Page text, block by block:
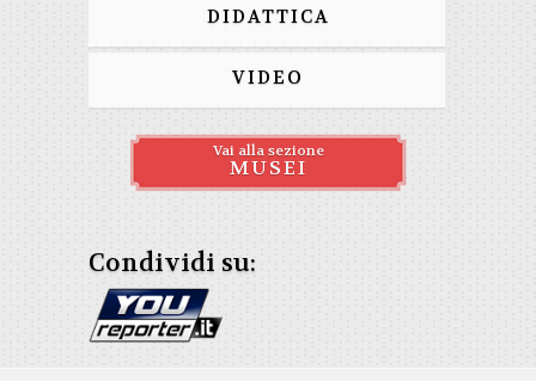
DIDATTICA
VIDEO
Vai alla sezione
MUSEI
Condividi su: